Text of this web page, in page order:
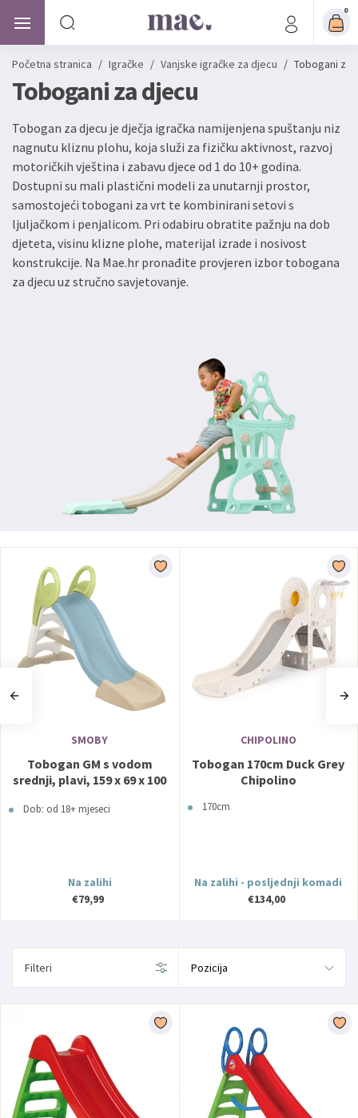
0
Početna stranica / Igračke / Vanjske igračke za djecu / Tobogani za
Tobogani za djecu
Tobogan za djecu je dječja igračka namijenjena spuštanju niz
nagnutu kliznu plohu, koja služi za fizičku aktivnost, razvoj
motoričkih vještina i zabavu djece od 1 do 10+ godina.
Dostupni su mali plastični modeli za unutarnji prostor,
samostojeći tobogani za vrt te kombinirani setovi s
ljuljačkom i penjalicom. Pri odabiru obratite pažnju na dob
djeteta, visinu klizne plohe, materijal izrade i nosivost
konstrukcije. Na Mae.hr pronađite provjeren izbor tobogana
za djecu uz stručno savjetovanje.
SMOBY
Tobogan GM s vodom
srednji, plavi, 159 x 69 x 100
Dob: od 18+ mjeseci
Na zalihi
€79,99
CHIPOLINO
Tobogan 170cm Duck Grey
Chipolino
170cm
Na zalihi - posljednji komadi
€134,00
Filteri